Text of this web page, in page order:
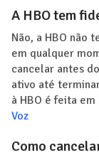
A HBO tem
Não, a HBO não
em qualquer
cancelar antes
ativo até
à HBO é feita
Voz
Como